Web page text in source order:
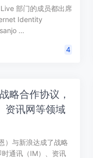
部门的成员都出席
Identity
…
4
略合作协议，
资讯网等领域
）与新浪达成了战略
通讯（IM）、资讯